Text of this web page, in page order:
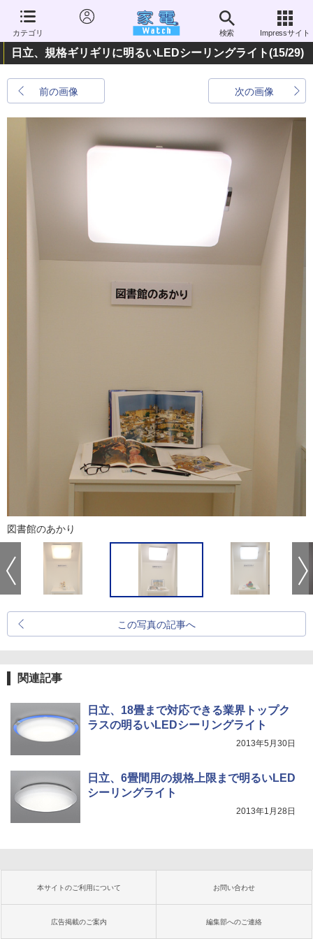
カテゴリ 検索 Impressサイト
日立、規格ギリギリに明るいLEDシーリングライト(15/29)
前の画像 次の画像
図書館のあかり
この写真の記事へ
関連記事
日立、18畳まで対応できる業界トップク
ラスの明るいLEDシーリングライト
2013年5月30日
日立、6畳間用の規格上限まで明るいLED
シーリングライト
2013年1月28日
本サイトのご利用について お問い合わせ
広告掲載のご案内 編集部へのご連絡